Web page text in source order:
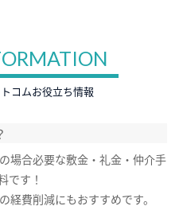
コムお役立ち情報
場合必要な敷金・礼金・仲介手
です！
経費削減にもおすすめです。